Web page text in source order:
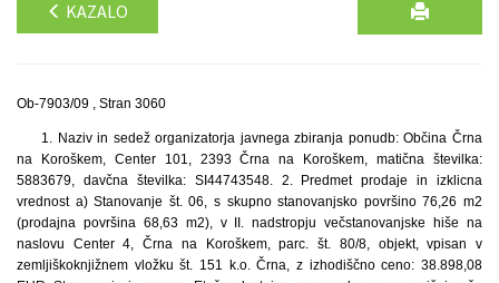
KAZALO
Ob-7903/09 , Stran 3060
1. Naziv in sedež organizatorja javnega zbiranja ponudb: Občina Črna
na Koroškem, Center 101, 2393 Črna na Koroškem, matična številka:
5883679, davčna številka: SI44743548. 2. Predmet prodaje in izklicna
vrednost a) Stanovanje št. 06, s skupno stanovanjsko površino 76,26 m2
(prodajna površina 68,63 m2), v II. nadstropju večstanovanjske hiše na
naslovu Center 4, Črna na Koroškem, parc. št. 80/8, objekt, vpisan v
zemljiškoknjižnem vložku št. 151 k.o. Črna, z izhodiščno ceno: 38.898,08